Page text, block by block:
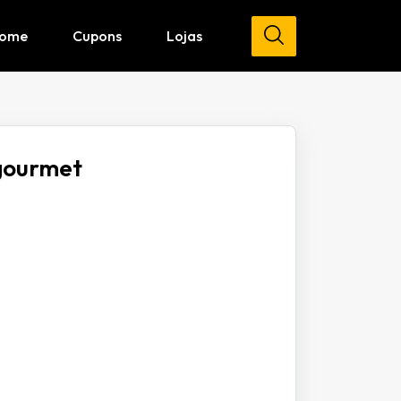
Cupons Lojas